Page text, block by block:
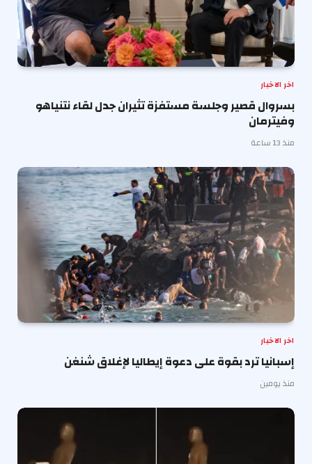
اخر الاخبار
بسروال قصير وجلسة مستفزة تثيران جدل لقاء نتنياهو
وفيترمان
منذ 13 ساعة
اخر الاخبار
إسبانيا ترد بقوة على دعوة إيطاليا لإغلاق شنغن
منذ يومين